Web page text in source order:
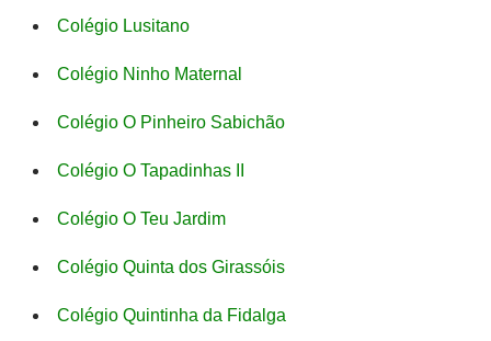
Colégio Lusitano
Colégio Ninho Maternal
Colégio O Pinheiro Sabichão
Colégio O Tapadinhas II
Colégio O Teu Jardim
Colégio Quinta dos Girassóis
Colégio Quintinha da Fidalga